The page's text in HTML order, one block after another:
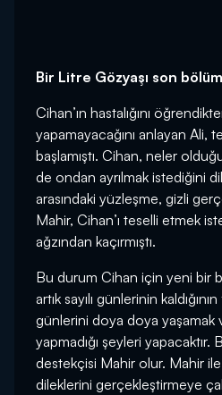
Bir Litre Gözyaşı son
Cihan’ın hastalığını
yapamayacağını anlayan Ali,
başlamıştı. Cihan, neler
de ondan ayrılmak istediğini
arasındaki yüzleşme, gizli
Mahir, Cihan’ı teselli etmek
ağzından kaçırmıştı.
Bu durum Cihan için yeni bir
artık sayılı günlerinin
günlerini doya doya yaşamak
yapmadığı şeyleri
destekçisi Mahir olur. Mahir
dileklerini gerçekleştirmeye